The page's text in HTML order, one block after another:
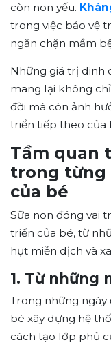
còn non yếu.
trong việc bảo vệ
ngăn chặn mầm
Những giá trị dinh
mang lại không
đời mà còn ảnh
triển tiếp theo của
Tầm quan
trong từng
của bé
Sữa non đóng vai
triển của bé, từ
hụt miễn dịch và
1. Từ những
Trong những ngày
bé xây dựng hệ
cách tạo lớp phủ